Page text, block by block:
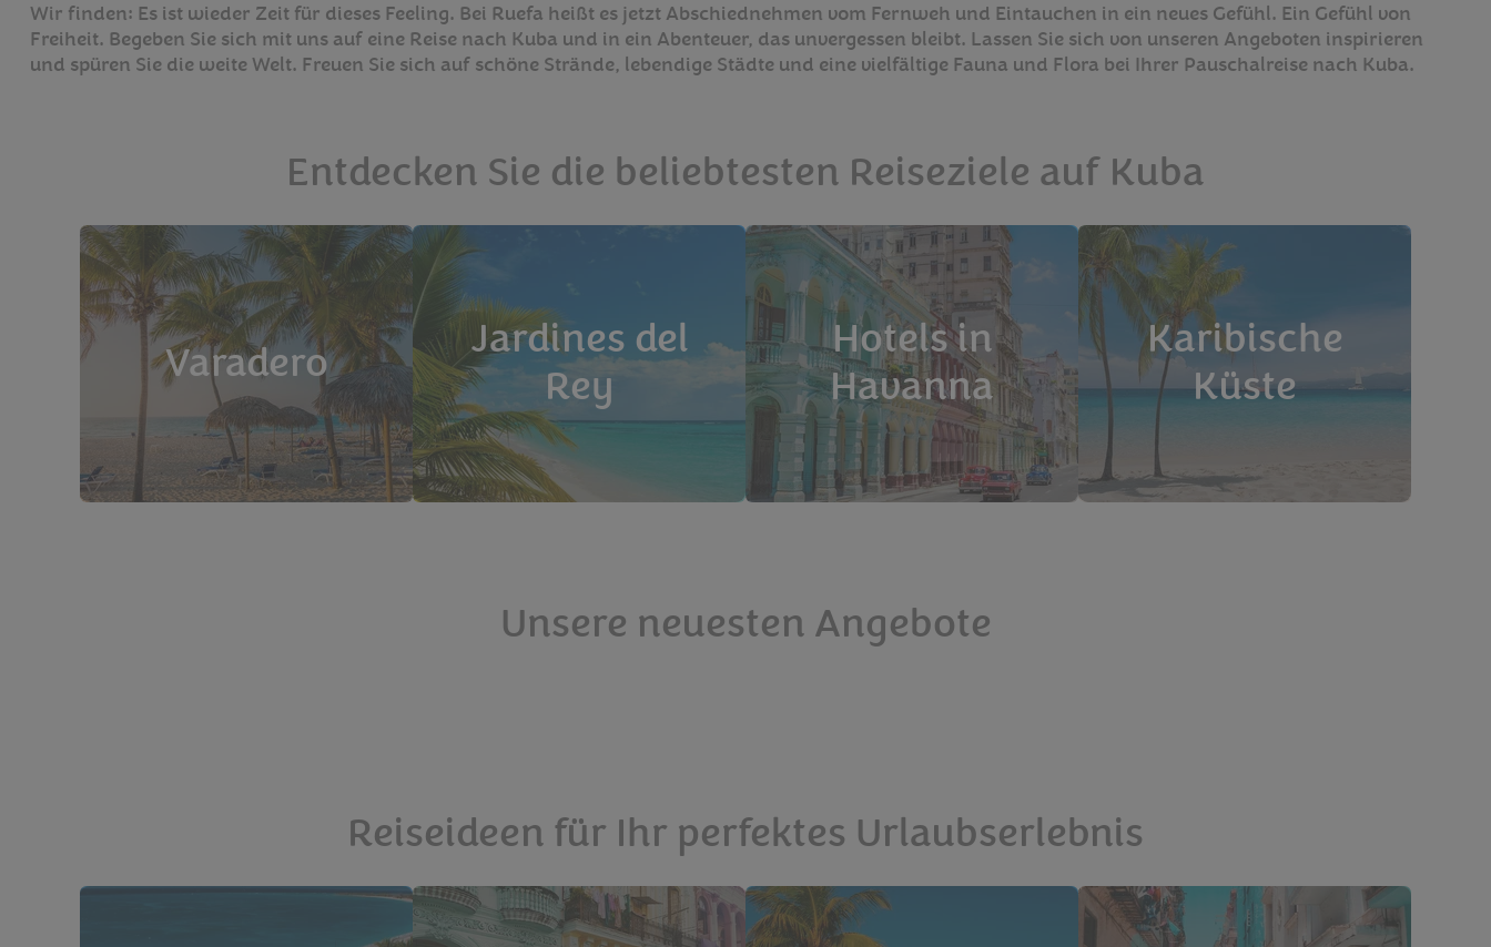
Wir finden: Es ist wieder Zeit für dieses Feeling. Bei Ruefa heißt es jetzt Abschiednehmen vom Fernweh und Eintauchen in ein neues Gefühl. Ein Gefühl von
Freiheit. Begeben Sie sich mit uns auf eine Reise nach Kuba und in ein Abenteuer, das unvergessen bleibt. Lassen Sie sich von unseren Angeboten inspirieren
und spüren Sie die weite Welt. Freuen Sie sich auf schöne Strände, lebendige Städte und eine vielfältige Fauna und Flora bei Ihrer Pauschalreise nach Kuba.
Entdecken Sie die beliebtesten Reiseziele auf Kuba
Varadero
Jardines del
Rey
Hotels in
Havanna
Karibische
Küste
Unsere neuesten Angebote
Reiseideen für Ihr perfektes Urlaubserlebnis